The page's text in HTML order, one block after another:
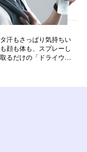
汗もさっぱり気持ちい
顔も体も、スプレーし
るだけの「ドライウォ